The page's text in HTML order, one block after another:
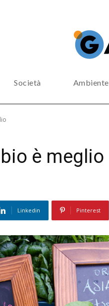
Società Ambiente
è meglio
Linkedin Pinterest